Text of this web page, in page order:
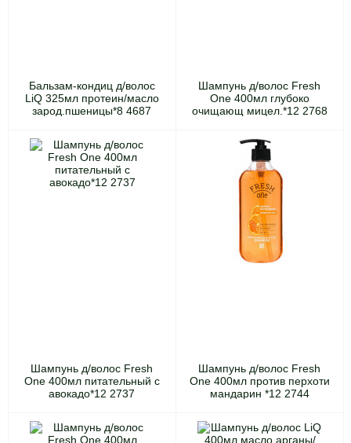
Бальзам-кондиц д/волос
LiQ 325мл протеин/масло
зарод.пшеницы*8 4687
Шампунь д/волос Fresh
One 400мл глубоко
очищающ мицел.*12 2768
Шампунь д/волос Fresh
One 400мл питательный с
авокадо*12 2737
Шампунь д/волос Fresh
One 400мл против перхоти
мандарин *12 2744